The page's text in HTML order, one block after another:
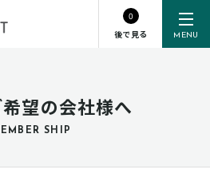
MENU
0
後で見る
望の会社様へ
SHIP